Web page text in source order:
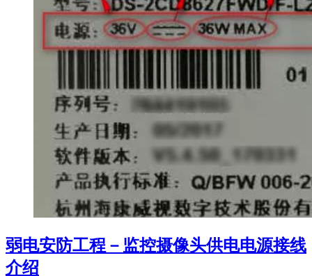
弱电安防工程－监控摄像头供电电源接线
介绍